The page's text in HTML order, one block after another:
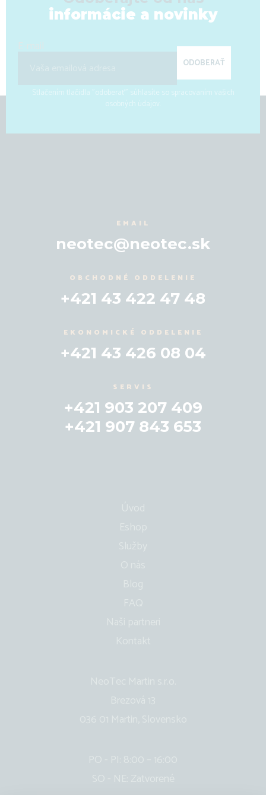
informácie a novinky
ODOBERAŤ
Stlačením tlačidla "odoberať" súhlasíte so spracovaním vašich
osobných údajov.
EMAIL
neotec@neotec.sk
OBCHODNÉ ODDELENIE
+421 43 422 47 48
EKONOMICKÉ ODDELENIE
+421 43 426 08 04
SERVIS
+421 903 207 409
+421 907 843 653